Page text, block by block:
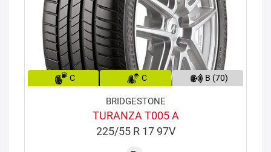
C C B (70)
BRIDGESTONE
TURANZA T005 A
225/55 R 17 97V